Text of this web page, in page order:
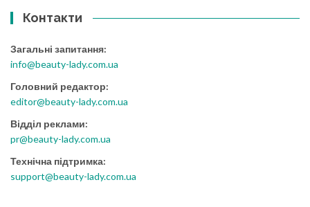
Контакти
Загальні запитання:
info@beauty-lady.com.ua
Головний редактор:
editor@beauty-lady.com.ua
Відділ реклами:
pr@beauty-lady.com.ua
Технічна підтримка:
support@beauty-lady.com.ua